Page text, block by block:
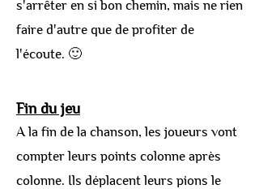
s'arrêter en si bon chemin, mais ne rien
faire d'autre que de profiter de
l'écoute. 🙂
Fin du jeu
A la fin de la chanson, les joueurs vont
compter leurs points colonne après
colonne. Ils déplacent leurs pions le